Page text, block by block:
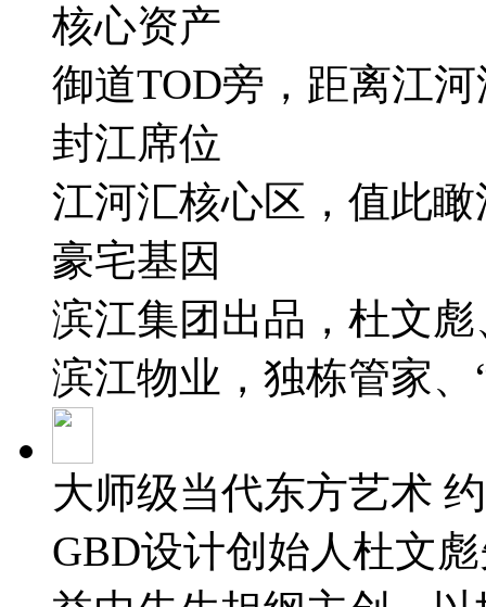
核心资产
御道TOD旁，距离江
封江席位
江河汇核心区，值此
豪宅基因
滨江集团出品，杜文
滨江物业，独栋管家
大师级当代东方艺术
GBD设计创始人杜文